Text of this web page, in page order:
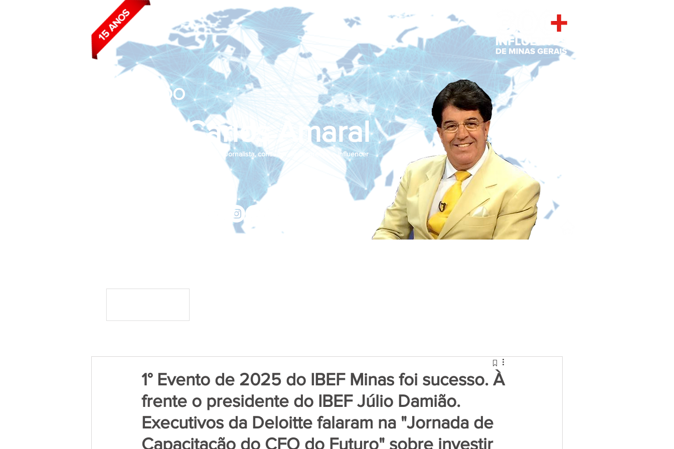
João Carlos Amaral
BLOG DO
Jornalista, consultor de empresas e influencer
1° Evento de 2025 do IBEF Minas foi sucesso. À
frente o presidente do IBEF Júlio Damião.
Executivos da Deloitte falaram na "Jornada de
Capacitação do CFO do Futuro" sobre investir